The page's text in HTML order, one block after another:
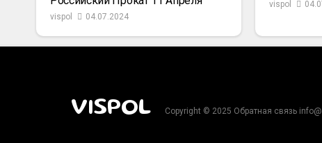
vispol 04.07.2024
vispol
VISPOL Copyright © 2025 Обратная связь